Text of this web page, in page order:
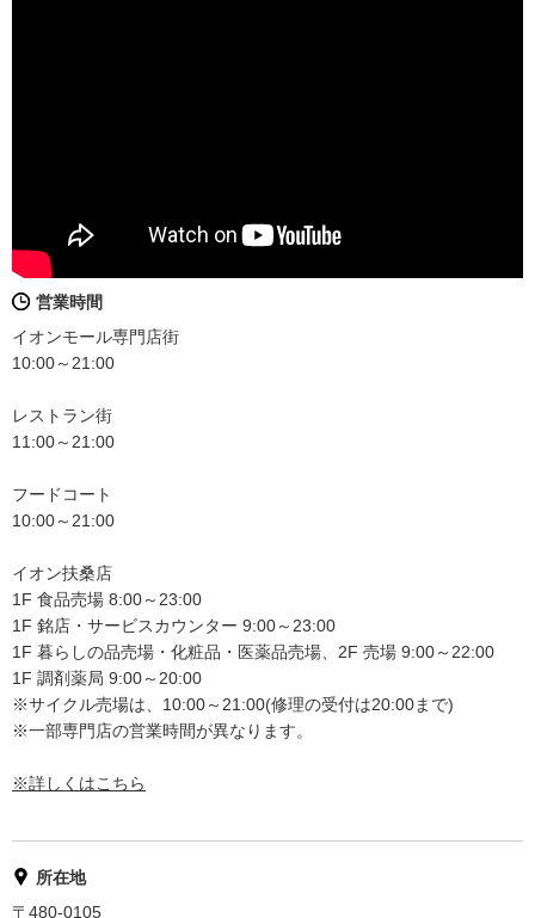
営業時間
イオンモール専門店街
10:00～21:00
レストラン街
11:00～21:00
フードコート
10:00～21:00
イオン扶桑店
1F 食品売場 8:00～23:00
1F 銘店・サービスカウンター 9:00～23:00
1F 暮らしの品売場・化粧品・医薬品売場、2F 売場 9:00～22:00
1F 調剤薬局 9:00～20:00
※サイクル売場は、10:00～21:00(修理の受付は20:00まで)
※一部専門店の営業時間が異なります。
※詳しくはこちら
所在地
〒480-0105